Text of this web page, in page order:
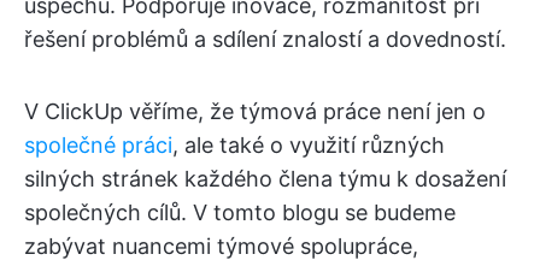
úspěchu. Podporuje inovace, rozmanitost při
řešení problémů a sdílení znalostí a dovedností.
V ClickUp věříme, že týmová práce není jen o
společné práci, ale také o využití různých
silných stránek každého člena týmu k dosažení
společných cílů. V tomto blogu se budeme
zabývat nuancemi týmové spolupráce,